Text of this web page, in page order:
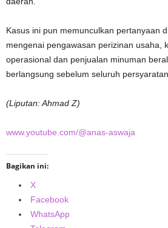
Kasus ini pun memunculkan pertanyaan
mengenai pengawasan perizinan usaha,
operasional dan penjualan minuman
berlangsung sebelum seluruh
(Liputan: Ahmad Z)
www.youtube.com/@anas-aswaja
Bagikan ini:
X
Facebook
WhatsApp